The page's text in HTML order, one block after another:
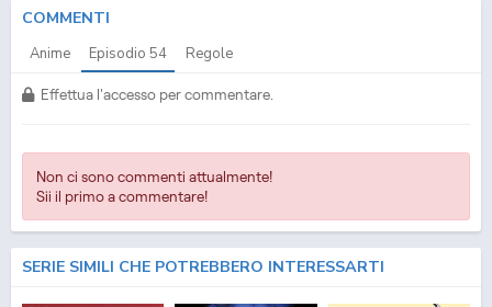
COMMENTI
Anime Episodio 54 Regole
Effettua l'accesso per commentare.
Non ci sono commenti attualmente!
Sii il primo a commentare!
SERIE SIMILI CHE POTREBBERO INTERESSARTI